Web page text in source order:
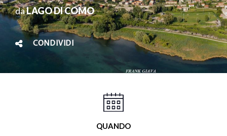
daLAGO DI COMO
CONDIVIDI
QUANDO